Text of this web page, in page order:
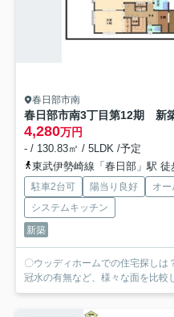
春日部市南
春日部市南3丁目第12期 新
4,280万円
- / 130.83㎡ / 5LDK /予定
東武伊勢崎線「春日部」駅 徒
駐車2台可 陽当り良好 オー
システムキッチン
新築
〇ウッディホームでの住宅探しは？ ■構造の耐震性や地盤の良し悪し
冠水の有無など、様々な面を比較